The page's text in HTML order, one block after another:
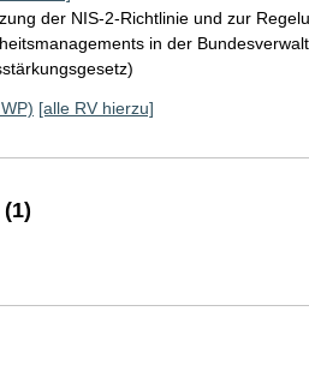
der NIS-2-Richtlinie und zur
in der
[alle RV hierzu]